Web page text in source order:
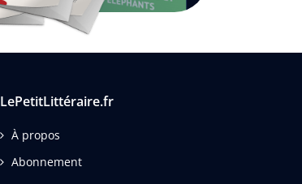
LePetitLittéraire.fr
À propos
Abonnement